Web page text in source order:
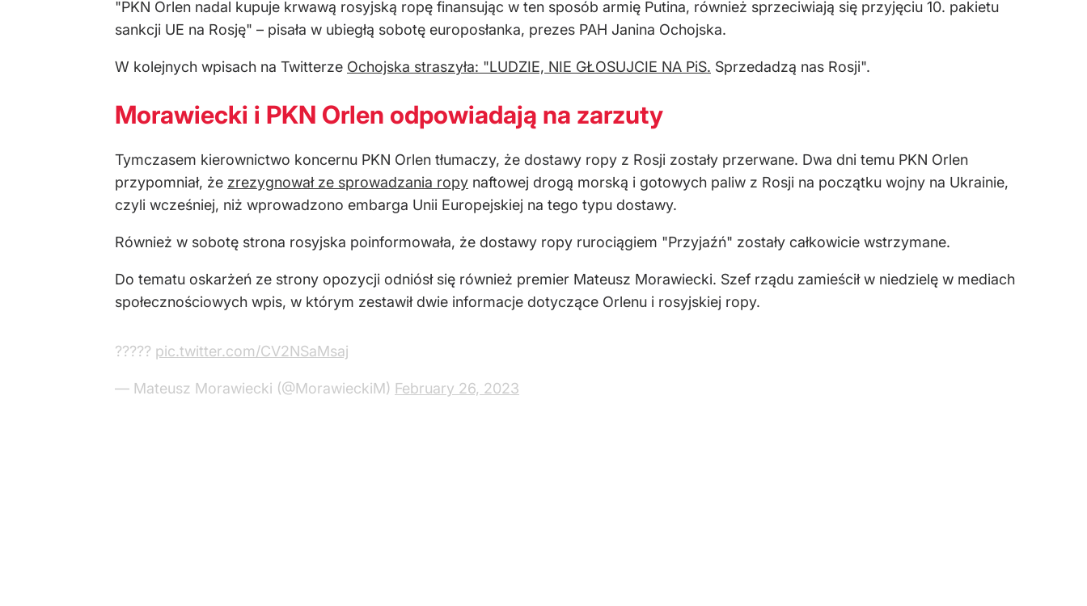
"PKN Orlen nadal kupuje krwawą rosyjską ropę finansując w ten sposób armię Putina, również sprzeciwiają się przyjęciu 10. pakietu
sankcji UE na Rosję" – pisała w ubiegłą sobotę europosłanka, prezes PAH Janina Ochojska.
W kolejnych wpisach na Twitterze Ochojska straszyła: "LUDZIE, NIE GŁOSUJCIE NA PiS. Sprzedadzą nas Rosji".
Morawiecki i PKN Orlen odpowiadają na zarzuty
Tymczasem kierownictwo koncernu PKN Orlen tłumaczy, że dostawy ropy z Rosji zostały przerwane. Dwa dni temu PKN Orlen
przypomniał, że zrezygnował ze sprowadzania ropy naftowej drogą morską i gotowych paliw z Rosji na początku wojny na Ukrainie,
czyli wcześniej, niż wprowadzono embarga Unii Europejskiej na tego typu dostawy.
Również w sobotę strona rosyjska poinformowała, że dostawy ropy rurociągiem "Przyjaźń" zostały całkowicie wstrzymane.
Do tematu oskarżeń ze strony opozycji odniósł się również premier Mateusz Morawiecki. Szef rządu zamieścił w niedzielę w mediach
społecznościowych wpis, w którym zestawił dwie informacje dotyczące Orlenu i rosyjskiej ropy.
????? pic.twitter.com/CV2NSaMsaj
— Mateusz Morawiecki (@MorawieckiM) February 26, 2023